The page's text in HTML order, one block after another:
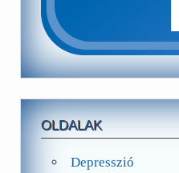
OLDALAK
Depresszió